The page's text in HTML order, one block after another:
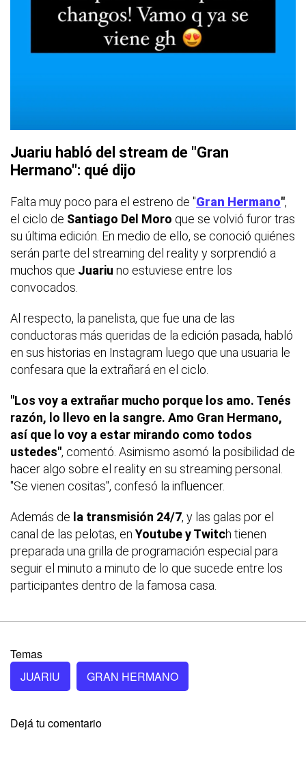
Juariu habló del stream de "Gran
Hermano": qué dijo
Falta muy poco para el estreno de "Gran Hermano",
el ciclo de Santiago Del Moro que se volvió furor tras
su última edición. En medio de ello, se conoció quiénes
serán parte del streaming del reality y sorprendió a
muchos que Juariu no estuviese entre los
convocados.
Al respecto, la panelista, que fue una de las
conductoras más queridas de la edición pasada, habló
en sus historias en Instagram luego que una usuaria le
confesara que la extrañará en el ciclo.
"Los voy a extrañar mucho porque los amo. Tenés
razón, lo llevo en la sangre. Amo Gran Hermano,
así que lo voy a estar mirando como todos
ustedes", comentó. Asimismo asomó la posibilidad de
hacer algo sobre el reality en su streaming personal.
"Se vienen cositas", confesó la influencer.
Además de la transmisión 24/7, y las galas por el
canal de las pelotas, en Youtube y Twitch tienen
preparada una grilla de programación especial para
seguir el minuto a minuto de lo que sucede entre los
participantes dentro de la famosa casa.
Temas
JUARIU
GRAN HERMANO
Dejá tu comentario